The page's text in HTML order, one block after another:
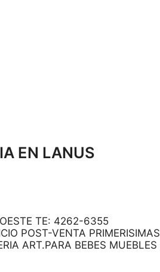
EN LANUS
TE: 4262-6355
POST-VENTA PRIMERISIMAS
ART.PARA BEBES MUEBLES